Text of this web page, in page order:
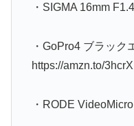
・SIGMA 16mm
・GoPro4 ブラック
https://amzn.to/
・RODE